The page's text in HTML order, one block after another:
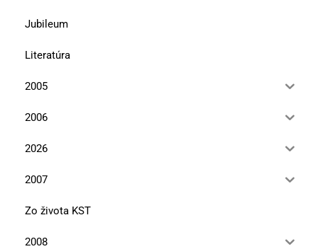
Jubileum
Literatúra
2005
2006
2026
2007
Zo života KST
2008